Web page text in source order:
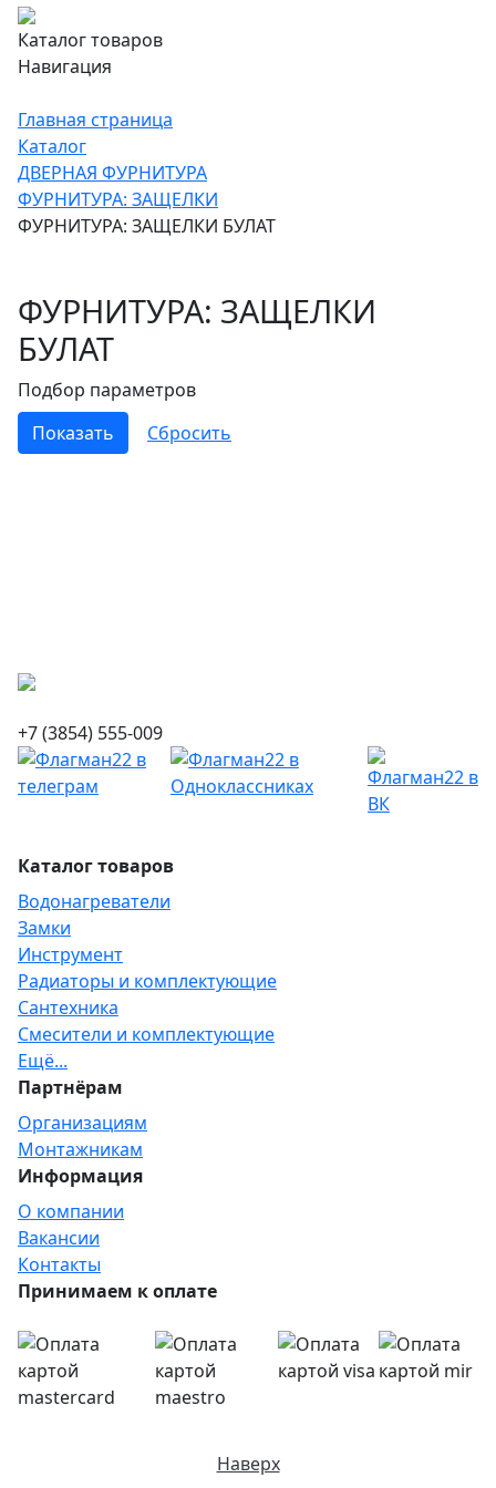
Каталог товаров
Навигация
Главная страница
Каталог
ДВЕРНАЯ ФУРНИТУРА
ФУРНИТУРА: ЗАЩЕЛКИ
ФУРНИТУРА: ЗАЩЕЛКИ БУЛАТ
ФУРНИТУРА: ЗАЩЕЛКИ
БУЛАТ
Подбор параметров
+7 (3854) 555-009
Каталог товаров
Водонагреватели
Замки
Инструмент
Радиаторы и комплектующие
Сантехника
Смесители и комплектующие
Ещё...
Партнёрам
Организациям
Монтажникам
Информация
О компании
Вакансии
Контакты
Принимаем к оплате
Наверх